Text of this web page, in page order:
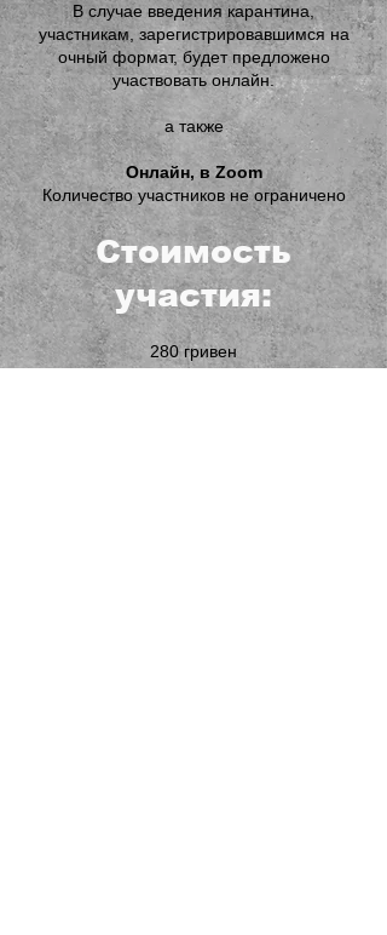
В случае введения карантина,
участникам, зарегистрировавшимся на
очный формат, будет предложено
участвовать онлайн.
а также
Онлайн, в Zoom
Количество участников не ограничено
Стоимость
участия:
280 гривен